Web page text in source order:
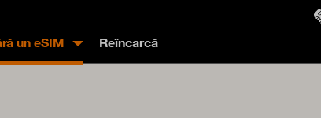
un eSIM Reîncarcă